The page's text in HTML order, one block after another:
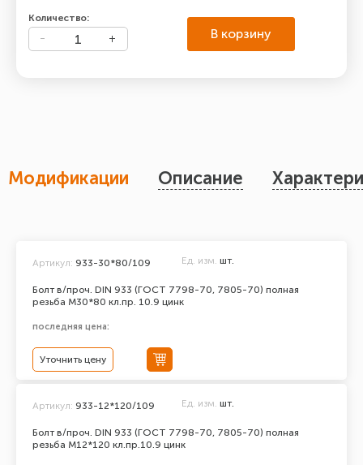
Количество:
В корзину
Модификации Описание
Болт в/проч. DIN 933 (ГОСТ 7798-70, 7805-70) полная
резьба М30*80 кл.пр. 10.9 цинк
Артикул: 933-30*80/109 Ед. изм. шт.
последняя цена:
Уточнить цену
Болт в/проч. DIN 933 (ГОСТ 7798-70, 7805-70) полная
резьба М12*120 кл.пр.10.9 цинк
Артикул: 933-12*120/109 Ед. изм. шт.